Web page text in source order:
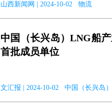
山西新闻网 | 2024-10-02 物流
中国（长兴岛）LNG船
首批成员单位
文汇报 | 2024-10-02 中国（长兴岛